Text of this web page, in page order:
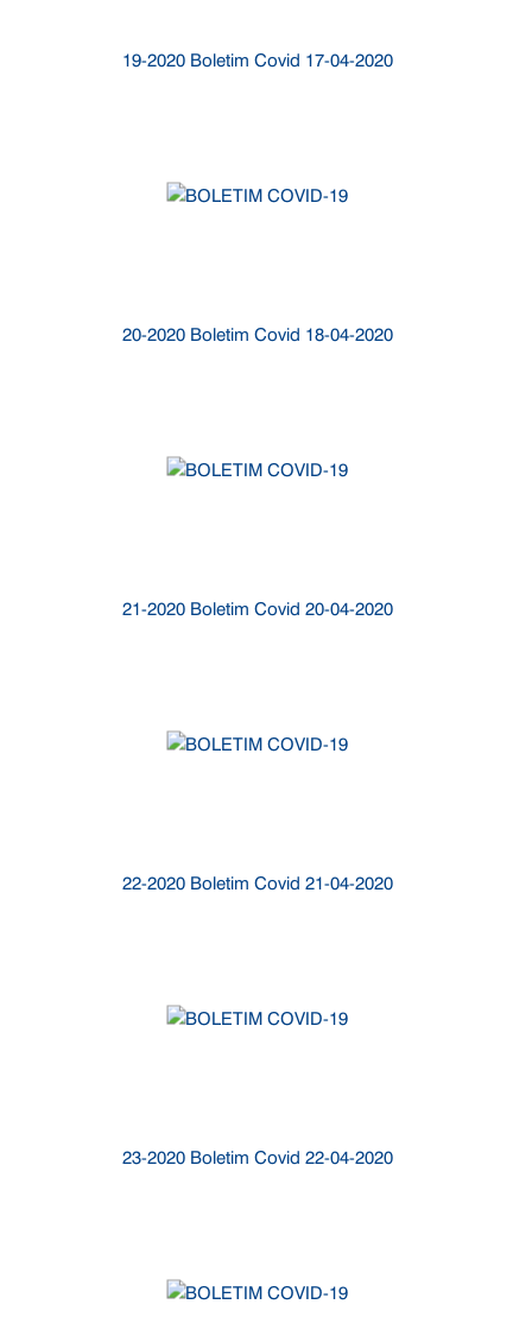
19-2020 Boletim Covid 17-04-2020
20-2020 Boletim Covid 18-04-2020
21-2020 Boletim Covid 20-04-2020
22-2020 Boletim Covid 21-04-2020
23-2020 Boletim Covid 22-04-2020